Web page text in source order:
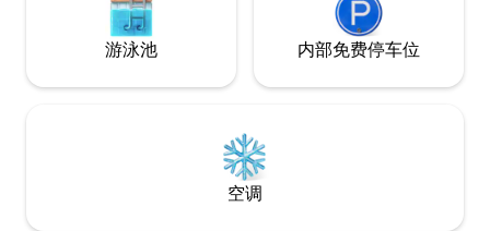
游泳池 内部免费停车位
空调